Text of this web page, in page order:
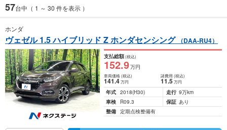
57台中（ 1 ～ 30 件を表示 ）
ホンダ
ヴェゼル 1.5 ハイブリッド Z ホンダセンシング （DAA-RU4）
支払総額(税込)
152.9万円
車両価格(税込)
141.4万円
諸費用 (税込)
11.5 万円
年式 2018(H30) 走行 9万km
車検
R09.3 保証 あり
整備 定期点検整備有